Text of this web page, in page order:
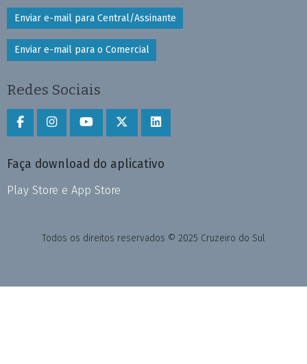
Enviar e-mail para Central/Assinante
Enviar e-mail para o Comercial
Redes Sociais
Faça download do aplicativo
Play Store e App Store
Todos os direitos reservados © 2025 Cruzeiro do Sul